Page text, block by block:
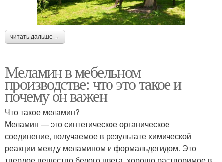
читать дальше →
Меламин в мебельном
производстве: что это такое и
почему он важен
Что такое меламин?
Меламин — это синтетическое органическое
соединение, получаемое в результате химической
реакции между меламином и формальдегидом. Это
твердое вещество белого цвета, хорошо растворимое в